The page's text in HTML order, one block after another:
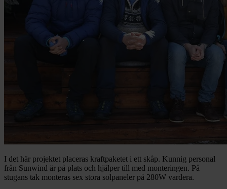
I det här projektet placeras kraftpaketet i ett skåp. Kunnig personal
från Sunwind är på plats och hjälper till med monteringen. På
stugans tak monteras sex stora solpaneler på 280W vardera.